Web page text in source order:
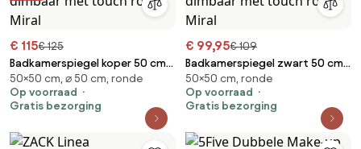
€ 115€ 125
Badkamerspiegel koper 50 cm
incl. LED 3-staps dimbaar met
touch rond - Miral
50×50 cm, ⌀ 50 cm, ronde
Op voorraad
Gratis bezorging
€ 99,95€ 109
Badkamerspiegel zwart 50 cm
incl. LED 3-staps dimbaar met
touch rond - Miral
50×50 cm, ronde
Op voorraad
Gratis bezorging